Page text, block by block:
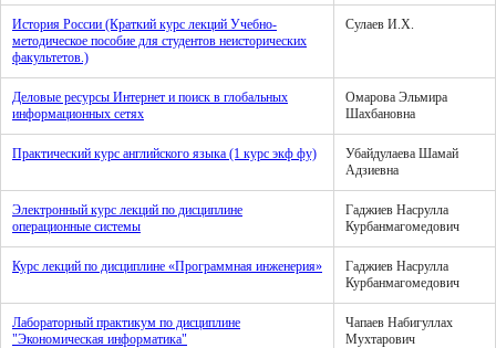
История России (Краткий курс лекций Учебно-
методическое пособие для студентов неисторических
факультетов.)
Сулаев И.Х.
Деловые ресурсы Интернет и поиск в глобальных
информационных сетях
Омарова Эльмира
Шахбановна
Практический курс английского языка (1 курс экф фу)
Убайдулаева Шамай
Адзиевна
Электронный курс лекций по дисциплине
операционные системы
Гаджиев Насрулла
Курбанмагомедович
Курс лекций по дисциплине «Программная инженерия»
Гаджиев Насрулла
Курбанмагомедович
Лабораторный практикум по дисциплине
"Экономическая информатика"
Чапаев Набигуллах
Мухтарович